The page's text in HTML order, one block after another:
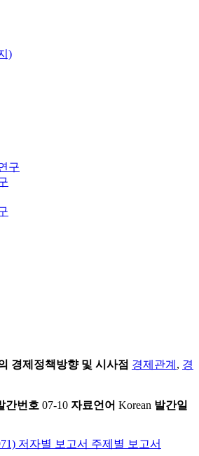
)
구
경제정책방향 및 시사점 경제관계 , 경
간번호 07-10 자료언어 Korean 발간일
저자별 보고서 주제별 보고서